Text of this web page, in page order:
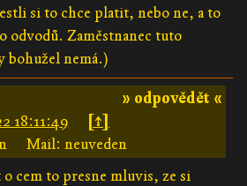
si to chce platit, nebo ne, a to
odvodů. Zaměstnanec tuto
bohužel nemá.)
» odpovědět «
18:11:49
[↑]
Mail: neuveden
cem to presne mluvis, ze si